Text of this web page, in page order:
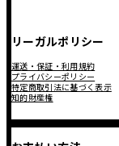
リーガルポリシー
運送・保証・利用規約
プライバシーポリシー
特定商取引法に基づく表示
知的財産権